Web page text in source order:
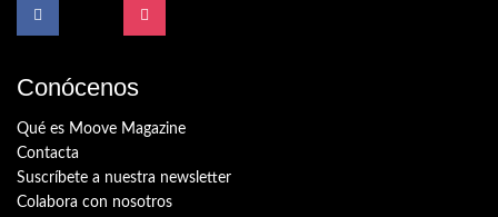
Conócenos
Qué es Moove Magazine
Contacta
Suscríbete a nuestra newsletter
Colabora con nosotros